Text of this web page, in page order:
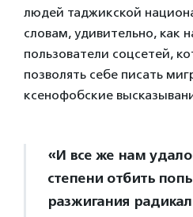
людей таджикской
словам, удивительно, как
пользователи соцсетей,
позволять себе писать
ксенофобские
«И все же нам
степени отбить
разжигания